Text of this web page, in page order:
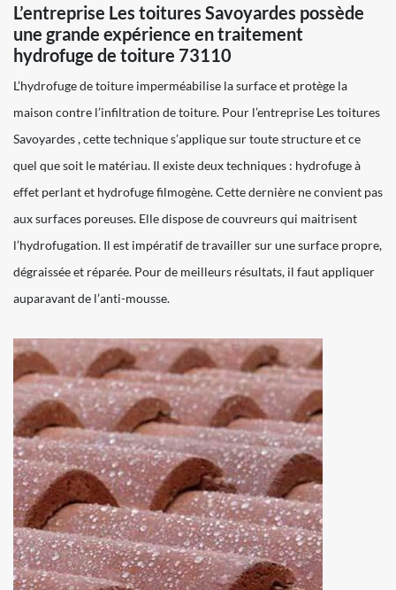
L’entreprise Les toitures Savoyardes possède
une grande expérience en traitement
hydrofuge de toiture 73110
L’hydrofuge de toiture imperméabilise la surface et protège la
maison contre l’infiltration de toiture. Pour l’entreprise Les toitures
Savoyardes , cette technique s’applique sur toute structure et ce
quel que soit le matériau. Il existe deux techniques : hydrofuge à
effet perlant et hydrofuge filmogène. Cette dernière ne convient pas
aux surfaces poreuses. Elle dispose de couvreurs qui maitrisent
l’hydrofugation. Il est impératif de travailler sur une surface propre,
dégraissée et réparée. Pour de meilleurs résultats, il faut appliquer
auparavant de l’anti-mousse.